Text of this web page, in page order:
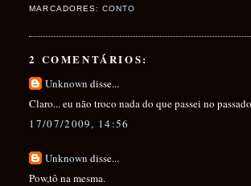
MARCADORES: CONTO
2 COMENTÁRIOS:
Unknown disse...
Claro... eu não troco nada do que passei no
17/07/2009, 14:56
Unknown disse...
Pow,tô na mesma.